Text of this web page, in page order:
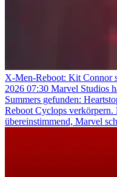
X-Men-Reboot: Kit Connor
2026 07:30 Marvel Studios
Summers gefunden:
Reboot Cyclops
übereinstimmend, Marvel